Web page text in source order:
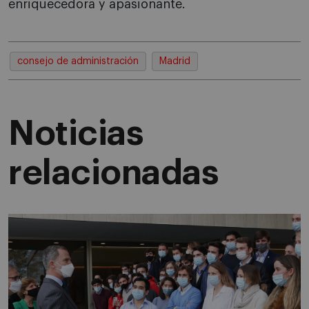
enriquecedora y apasionante.
consejo de administración Madrid
Noticias
relacionadas